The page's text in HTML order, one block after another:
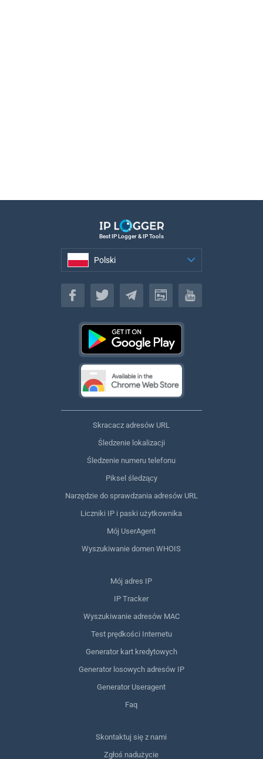
Best IP Logger & IP Tools
Polski
Polski
Skracacz adresów URL
Śledzenie lokalizacji
Śledzenie numeru telefonu
Piksel śledzący
Narzędzie do sprawdzania adresów URL
Liczniki IP i paski użytkownika
Mój UserAgent
Wyszukiwanie domen WHOIS
Mój adres IP
IP Tracker
Wyszukiwanie adresów MAC
Test prędkości Internetu
Generator kart kredytowych
Generator losowych adresów IP
Generator Useragent
Faq
Skontaktuj się z nami
Zgłoś nadużycie